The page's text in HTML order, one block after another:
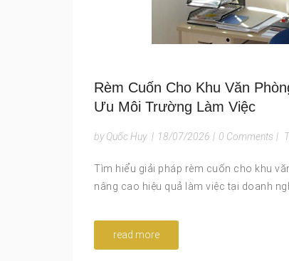
Rèm Cuốn Cho Khu Văn
Ưu Môi Trường Làm Việc
by Quốc Huy | 18/07/2026 | 0 Comments |
Tìm hiểu giải pháp rèm cuốn cho khu
nâng cao hiệu quả làm việc tại doanh
read more